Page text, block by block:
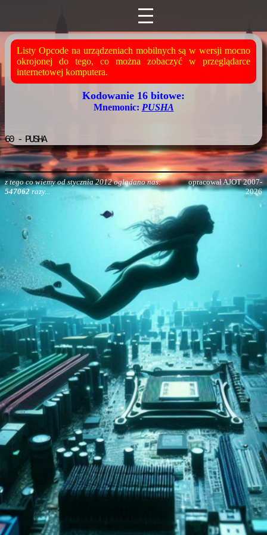
Listy Opcode na urządzeniach mobilnych są w wersji mocno
okrojonej do tego, co można zobaczyć w przeglądarce
internetowej komputera.
Kodowanie 16 bitowe:
Mnemonic: PUSHA
60- PUSHA
z tego co wiemy od stycznia 2012 oglądano nas:
547062 razy...
opracował AJOT 2007-
2026